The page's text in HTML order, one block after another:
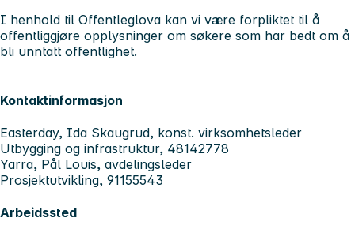
I henhold til Offentleglova kan vi være forpliktet til å
offentliggjøre opplysninger om søkere som har bedt om å
bli unntatt offentlighet.
Kontaktinformasjon
Easterday, Ida Skaugrud, konst. virksomhetsleder
Utbygging og infrastruktur, 48142778
Yarra, Pål Louis, avdelingsleder
Prosjektutvikling, 91155543
Arbeidssted